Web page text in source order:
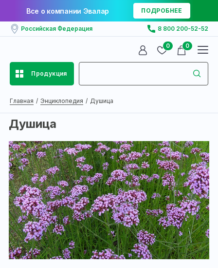
Все о компании Эвалар ПОДРОБНЕЕ
Российская Федерация 8 800 200-52-52
0 0
Продукция
Главная Энциклопедия Душица
Душица